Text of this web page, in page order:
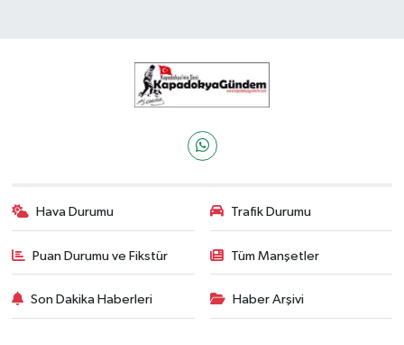
Hava Durumu Trafik Durumu
Puan Durumu ve Fikstür Tüm Manşetler
Son Dakika Haberleri Haber Arşivi